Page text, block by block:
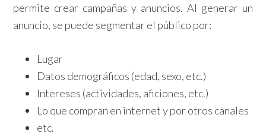
permite crear campañas y anuncios. Al generar un
anuncio, se puede segmentar el público por:
Lugar
Datos demográficos (edad, sexo, etc.)
Intereses (actividades, aficiones, etc.)
Lo que compran en internet y por otros canales
etc.